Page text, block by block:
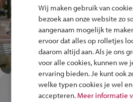
Test je
Fiets Veilig
Speel het Fiets
en win een
In de
plek!
Wij maken gebruik van
bezoek aan onze website zo
aangenaam mogelijk te
ervoor dat alles op rolletjes
daarom altijd aan. Als je ons
voor alle cookies, kunnen we
ervaring bieden. Je kunt ook
welke typen cookies je wel
accepteren. Meer informatie